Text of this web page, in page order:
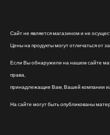
Сайт не является магазином и не
Цены на продукты могут отличаться от
Если Вы обнаружили на нашем сайте
права,
принадлежащие Вам, Вашей компании
На сайте могут быть опубликованы